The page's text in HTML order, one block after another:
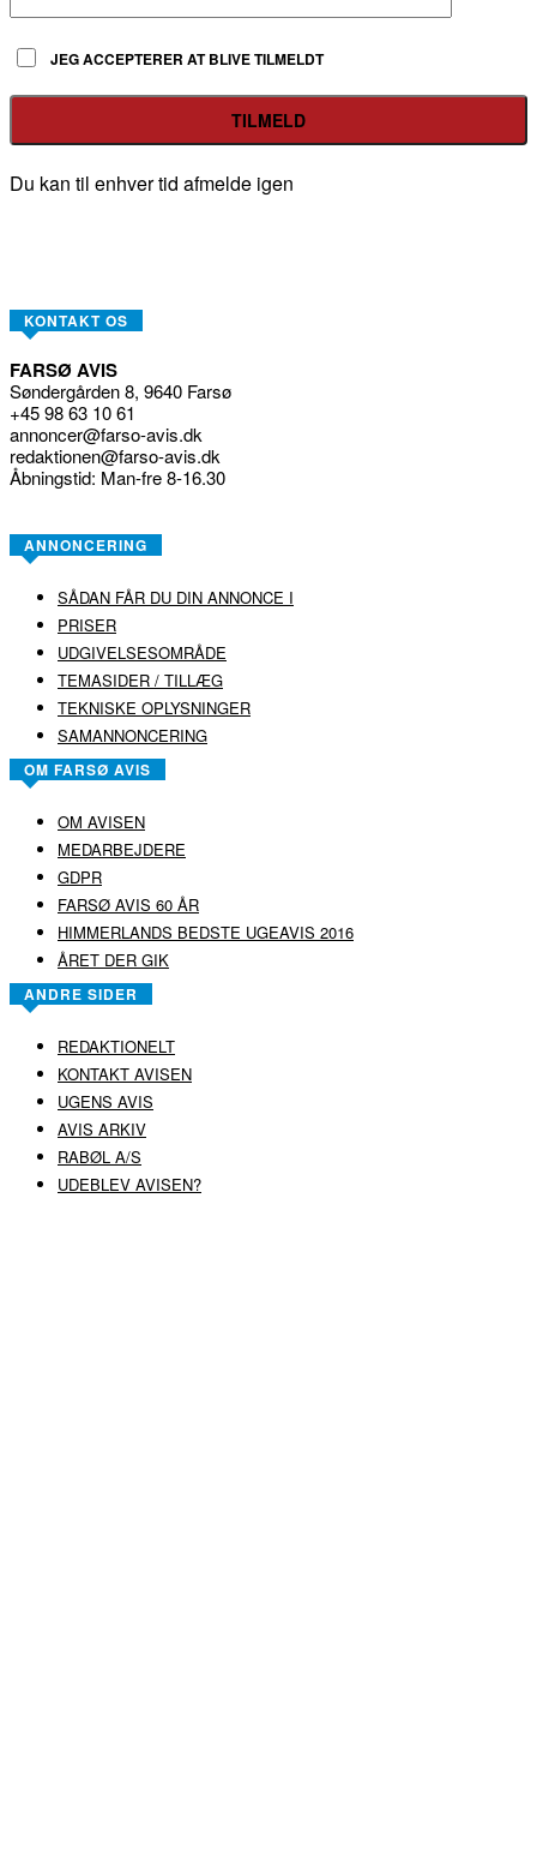
JEG ACCEPTERER AT BLIVE TILMELDT
Du kan til enhver tid afmelde igen
KONTAKT OS
FARSØ AVIS
Søndergården 8, 9640 Farsø
+45 98 63 10 61
annoncer@farso-avis.dk
redaktionen@farso-avis.dk
Åbningstid: Man-fre 8-16.30
ANNONCERING
SÅDAN FÅR DU DIN ANNONCE I
PRISER
UDGIVELSESOMRÅDE
TEMASIDER / TILLÆG
TEKNISKE OPLYSNINGER
SAMANNONCERING
OM FARSØ AVIS
OM AVISEN
MEDARBEJDERE
GDPR
FARSØ AVIS 60 ÅR
HIMMERLANDS BEDSTE UGEAVIS 2016
ÅRET DER GIK
ANDRE SIDER
REDAKTIONELT
KONTAKT AVISEN
UGENS AVIS
AVIS ARKIV
RABØL A/S
UDEBLEV AVISEN?